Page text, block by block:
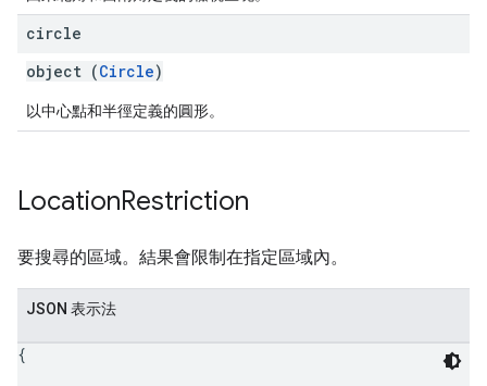
circle
object (Circle)
以中心點和半徑定義的圓形。
LocationRestriction
要搜尋的區域。結果會限制在指定區域內。
JSON 表示法
{